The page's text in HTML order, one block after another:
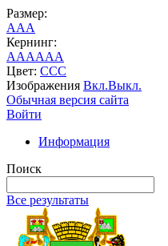
Размер:
AAA
Кернинг:
AAAAAA
Цвет: CCC
Изображения Вкл.Выкл.
Обычная версия сайта
Войти
Информация
Поиск
Все результаты